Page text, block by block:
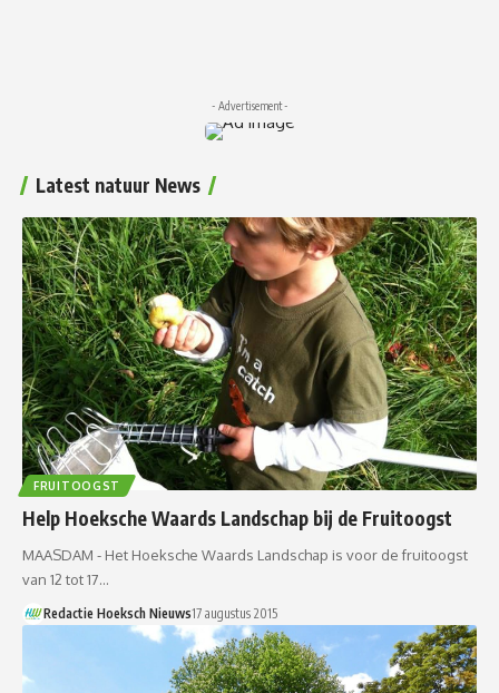
- Advertisement -
Latest natuur News
FRUITOOGST
Help Hoeksche Waards Landschap bij de Fruitoogst
MAASDAM - Het Hoeksche Waards Landschap is voor de fruitoogst
van 12 tot 17…
Redactie Hoeksch Nieuws17 augustus 2015